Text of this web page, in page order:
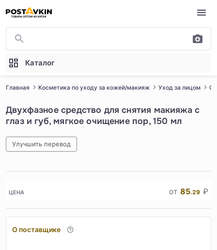
Перейти к основному содержимому
Каталог
Главная Косметика по уходу за кожей/макияж Уход за лицом
Двухфазное средство для снятия макияжа с
глаз и губ, мягкое очищение пор, 150 мл
Улучшить перевод
ЦЕНА от 85.29 ₽
О поставщике